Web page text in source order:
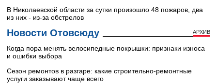
В Николаевской области за сутки произошло 48 пожаров, два
из них - из-за обстрелов
Новости Отовсюду АРХИВ
Когда пора менять велосипедные покрышки: признаки износа
и ошибки выбора
Сезон ремонтов в разгаре: какие строительно-ремонтные
услуги заказывают чаще всего